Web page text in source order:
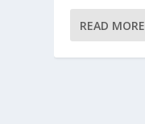
READ MORE